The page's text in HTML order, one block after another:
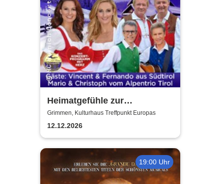
Heimatgefühle zur
Weihnachtszeit 2026 - Das
Konzertprogramm mit Herz
Grimmen, Kulturhaus Treffpunkt Europas
12.12.2026
19:00 Uhr